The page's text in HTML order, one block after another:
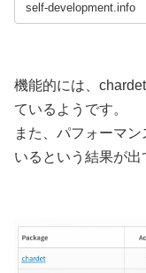
self-development.info
機能的には、
ているようです。
また、パフォーマ
いるという結果が出